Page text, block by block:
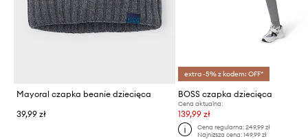
Mayoral czapka beanie dziecięca
39,99 zł
extra -5% z kodem: OFF*
BOSS czapka dziecięca
Cena aktualna:
139,99 zł
Cena regularna: 249,99 zł
Najniższa cena: 149,99 zł